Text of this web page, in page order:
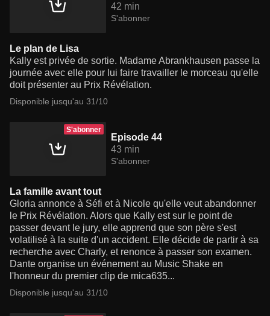
42 min
S'abonner
Le plan de Lisa
Kally est privée de sortie. Madame Abrankhausen passe la
journée avec elle pour lui faire travailler le morceau qu'elle
doit présenter au Prix Révélation.
Disponible jusqu'au 31/10
S'abonner
Episode 44
43 min
S'abonner
La famille avant tout
Gloria annonce à Séfi et à Nicole qu'elle veut abandonner
le Prix Révélation. Alors que Kally est sur le point de
passer devant le jury, elle apprend que son père s'est
volatilisé à la suite d'un accident. Elle décide de partir à sa
recherche avec Charly, et renonce à passer son examen.
Dante organise un événement au Music Shake en
l'honneur du premier clip de mica635...
Disponible jusqu'au 31/10